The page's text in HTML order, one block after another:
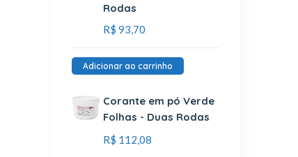
Rodas
R$ 93,70
Adicionar ao carrinho
Corante em pó Verde
Folhas - Duas Rodas
R$ 112,08